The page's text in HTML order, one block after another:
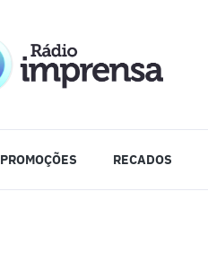
PROMOÇÕES RECADOS